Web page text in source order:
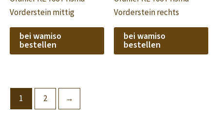
Vorderstein mittig
bei wamiso
bestellen
Vorderstein rechts
bei wamiso
bestellen
1 2 →